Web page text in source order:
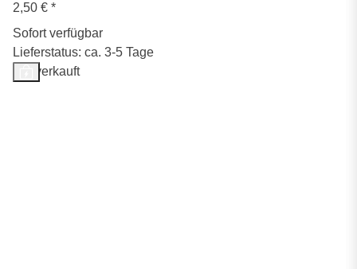
2,50 € *
Sofort verfügbar
Lieferstatus: ca. 3-5 Tage
Ausverkauft